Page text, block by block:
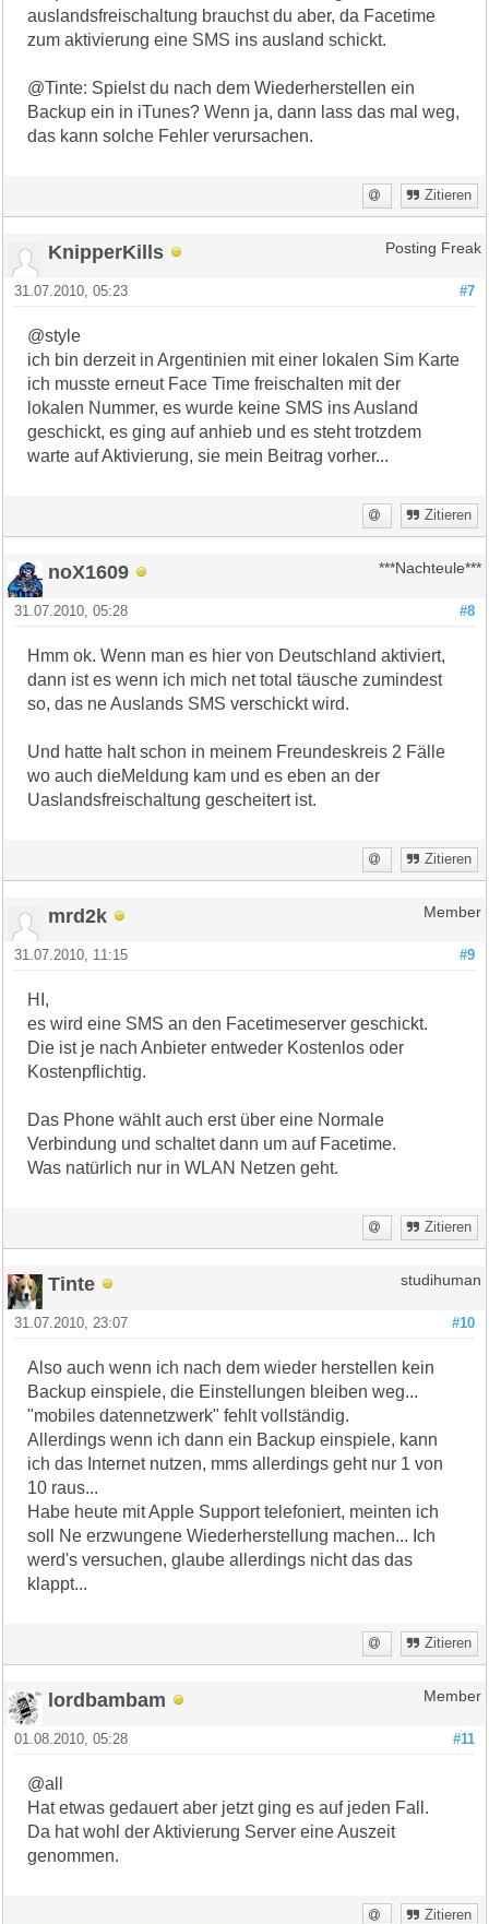
auslandsfreischaltung brauchst du aber, da Facetime
zum aktivierung eine SMS ins ausland schickt.
@Tinte: Spielst du nach dem Wiederherstellen ein
Backup ein in iTunes? Wenn ja, dann lass das mal weg,
das kann solche Fehler verursachen.
Zitieren
KnipperKills Posting Freak
#7
31.07.2010, 05:23
@style
ich bin derzeit in Argentinien mit einer lokalen Sim Karte
ich musste erneut Face Time freischalten mit der
lokalen Nummer, es wurde keine SMS ins Ausland
geschickt, es ging auf anhieb und es steht trotzdem
warte auf Aktivierung, sie mein Beitrag vorher...
Zitieren
noX1609 ***Nachteule***
#8
31.07.2010, 05:28
Hmm ok. Wenn man es hier von Deutschland aktiviert,
dann ist es wenn ich mich net total täusche zumindest
so, das ne Auslands SMS verschickt wird.
Und hatte halt schon in meinem Freundeskreis 2 Fälle
wo auch dieMeldung kam und es eben an der
Uaslandsfreischaltung gescheitert ist.
Zitieren
mrd2k Member
#9
31.07.2010, 11:15
HI,
es wird eine SMS an den Facetimeserver geschickt.
Die ist je nach Anbieter entweder Kostenlos oder
Kostenpflichtig.
Das Phone wählt auch erst über eine Normale
Verbindung und schaltet dann um auf Facetime.
Was natürlich nur in WLAN Netzen geht.
Zitieren
Tinte studihuman
#10
31.07.2010, 23:07
Also auch wenn ich nach dem wieder herstellen kein
Backup einspiele, die Einstellungen bleiben weg...
"mobiles datennetzwerk" fehlt vollständig.
Allerdings wenn ich dann ein Backup einspiele, kann
ich das Internet nutzen, mms allerdings geht nur 1 von
10 raus...
Habe heute mit Apple Support telefoniert, meinten ich
soll Ne erzwungene Wiederherstellung machen... Ich
werd's versuchen, glaube allerdings nicht das das
klappt...
Zitieren
lordbambam Member
#11
01.08.2010, 05:28
@all
Hat etwas gedauert aber jetzt ging es auf jeden Fall.
Da hat wohl der Aktivierung Server eine Auszeit
genommen.
Zitieren